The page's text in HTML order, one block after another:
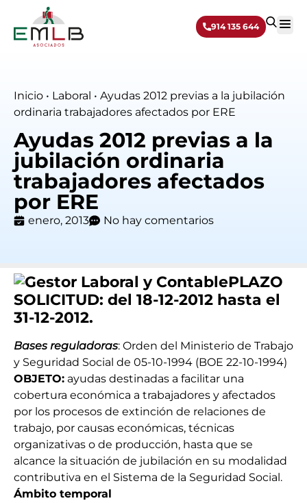
914 135 644
Inicio • Laboral • Ayudas 2012 previas a la jubilación
ordinaria trabajadores afectados por ERE
Ayudas 2012 previas a la
jubilación ordinaria
trabajadores afectados
por ERE
enero, 2013 No hay comentarios
PLAZO
SOLICITUD: del 18-12-2012 hasta el
31-12-2012.
Bases reguladoras: Orden del Ministerio de Trabajo
y Seguridad Social de 05-10-1994 (BOE 22-10-1994)
OBJETO: ayudas destinadas a facilitar una
cobertura económica a trabajadores y afectados
por los procesos de extinción de relaciones de
trabajo, por causas económicas, técnicas
organizativas o de producción, hasta que se
alcance la situación de jubilación en su modalidad
contributiva en el Sistema de la Seguridad Social.
Ámbito temporal